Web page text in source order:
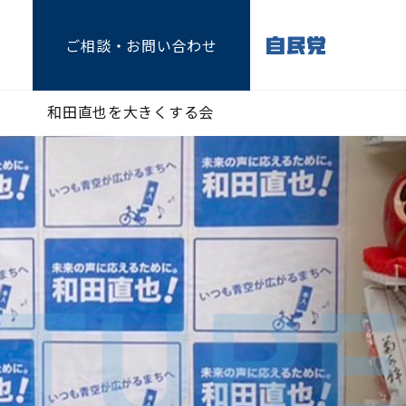
ご相談 ・お問い合わせ
和田直也を大きくする会